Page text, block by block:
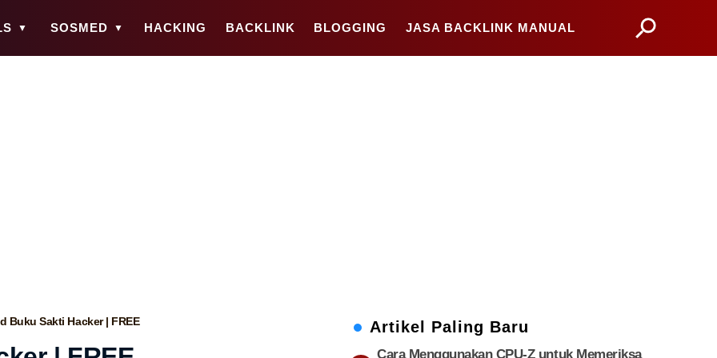
SOSMED HACKING BACKLINK BLOGGING JASA BACKLINK MANUAL
Buku Sakti Hacker | FREE Artikel Paling Baru
Cara Menggunakan CPU-Z untuk Memeriksa